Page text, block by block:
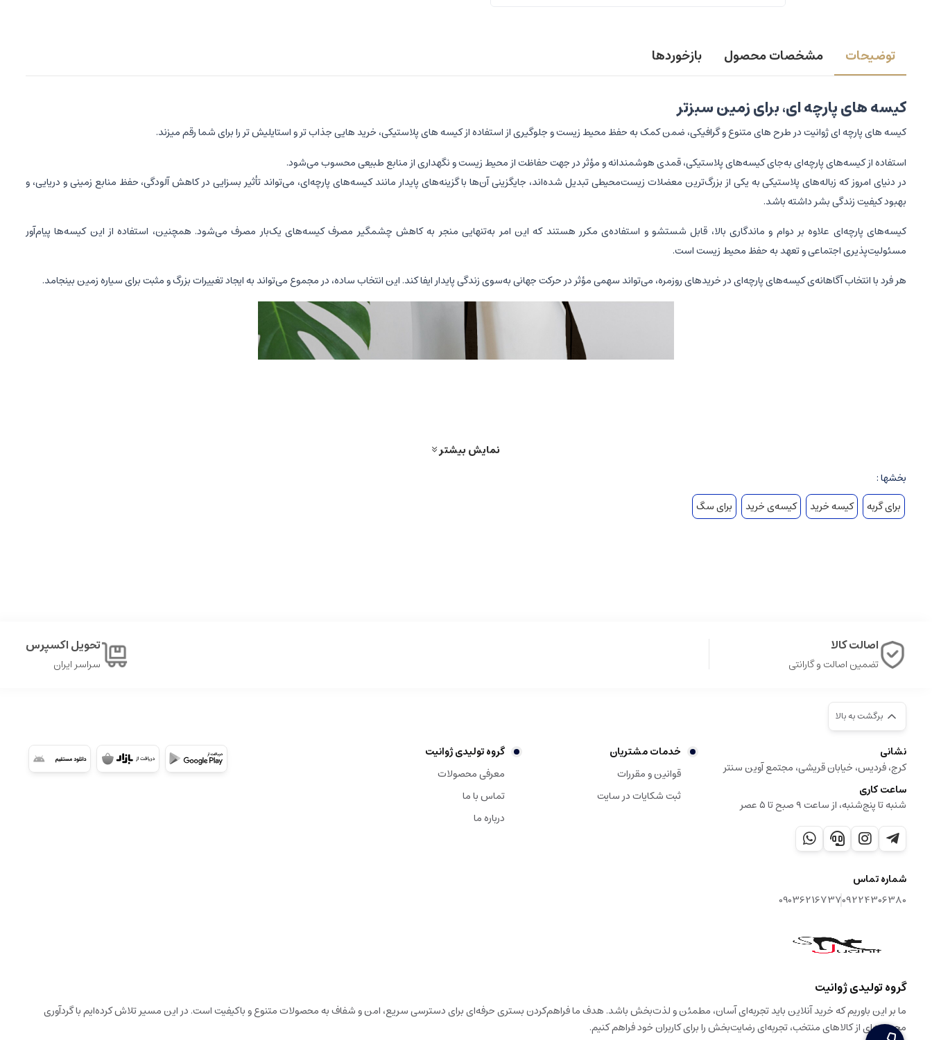
توضیحات مشخصات محصول بازخوردها
کیسه های پارچه ای، برای زمین سبزتر
کیسه های پارچه ای ژوانیت در طرح های متنوع و گرافیکی، ضمن کمک به حفظ محیط زیست و جلوگیری از استفاده از کیسه های پلاستیکی، خرید هایی جذاب تر و استایلیش تر را برای شما رقم میزند.
استفاده از کیسه‌های پارچه‌ای به‌جای کیسه‌های پلاستیکی، قمدی هوشمندانه و مؤثر در جهت حفاظت از محیط زیست و نگهداری از منابع طبیعی محسوب می‌شود.
در دنیای امروز که زباله‌های پلاستیکی به یکی از بزرگ‌ترین معضلات زیست‌محیطی تبدیل شده‌اند، جایگزینی آن‌ها با گزینه‌های پایدار مانند کیسه‌های پارچه‌ای، می‌تواند تأثیر بسزایی در کاهش آلودگی، حفظ منابع زمینی و دریایی، و
بهبود کیفیت زندگی بشر داشته باشد.
کیسه‌های پارچه‌ای علاوه بر دوام و ماندگاری بالا، قابل شستشو و استفاده‌ی مکرر هستند که این امر به‌تنهایی منجر به کاهش چشمگیر مصرف کیسه‌های یک‌بار مصرف می‌شود. همچنین، استفاده از این کیسه‌ها پیام‌آور
مسئولیت‌پذیری اجتماعی و تعهد به حفظ محیط زیست است.
هر فرد با انتخاب آگاهانه‌ی کیسه‌های پارچه‌ای در خریدهای روزمره، می‌تواند سهمی مؤثر در حرکت جهانی به‌سوی زندگی پایدار ایفا کند. این انتخاب ساده، در مجموع می‌تواند به ایجاد تغییرات بزرگ و مثبت برای سیاره زمین بینجامد.
نمایش بیشتر
بخشها :
برای گربه
کیسه خرید کیسه‌ی خرید برای سگ
اصالت کالا
تضمین اصالت و گارانتی
تحویل اکسپرس
سراسر ایران
برگشت به بالا
نشانی
کرج، فردیس، خیابان قریشی، مجتمع آوین سنتر
ساعت کاری
شنبه تا پنج‌شنبه، از ساعت ۹ صبح تا ۵ عصر
شماره تماس
09224306380
09036216737
خدمات مشتریان
قوانین و مقررات
ثبت شکایات در سایت
گروه تولیدی ژوانیت
معرفی محصولات
تماس با ما
درباره ما
گروه تولیدی ژوانیت
ما بر این باوریم که خرید آنلاین باید تجربه‌ای آسان، مطمئن و لذت‌بخش باشد. هدف ما فراهم‌کردن بستری حرفه‌ای برای دسترسی سریع، امن و شفاف به محصولات متنوع و باکیفیت است. در این مسیر تلاش کرده‌ایم با گردآوری
مجموعه‌ای از کالاهای منتخب، تجربه‌ای رضایت‌بخش را برای کاربران خود فراهم کنیم.